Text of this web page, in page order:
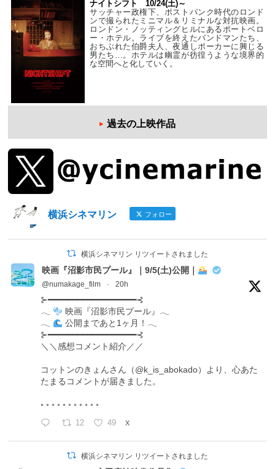
ナイトシフト 10/24(土)～
サッチャー政権下、ポストパンク時代のロンド
ンで撮られたミニマル＆リミナルな対抗映画。
ロンドン・ノッティングヒルにあるポートベロ
ー・ホテル。ライブを終えたバンドマンたち、
おちぶれた伯爵夫人、夜通しポーカーに興じる
男たち…。ホテルは幽霊が彷徨うような境界的
な空間へと化していく。
過去の上映作品
横浜シネマリン フォロー
横浜シネマリン リツイートされました
映画『沼影市民プール』｜9/5(土)公開｜
@numakage_film · 20h
⊱━━━━━━━━━━━━━━━━━━⊰
𓂃
映画『沼影市民プール』𓂃
𓂃
公開まであと1ヶ月！𓂃
⊱━━━━━━━━━━━━━━━━━━⊰
＼＼感想コメント紹介／／
コットンのきょんさん（@k_is_abokado）より、心あた
たまるコメントが届きました。
◦ ◦ ◦ ◦ ◦ ◦ ◦ ◦ ◦ ◦ ◦
12 49 X
横浜シネマリン リツイートされました